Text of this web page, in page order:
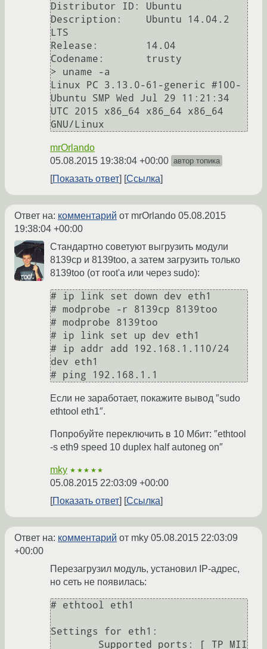
Distributor ID:	Ubuntu
Description:	Ubuntu 14.04.2
LTS
Release:	14.04
Codename:	trusty
> uname -a
Linux PC 3.13.0-61-generic #100-
Ubuntu SMP Wed Jul 29 11:21:34
UTC 2015 x86_64 x86_64 x86_64
mrOrlando
05.08.2015 19:38:04 +00:00 автор топика
Показать ответ Ссылка
Ответ на: комментарий от mrOrlando 05.08.2015
19:38:04 +00:00
Стандартно советуют выгрузить модули
8139cp и 8139too, а затем загрузить только
8139too (от root'а или через sudo):
# ip link set down dev eth1
# modprobe -r 8139cp 8139too
# modprobe 8139too
# ip link set up dev eth1
# ip addr add 192.168.1.110/24
dev eth1
Если не заработает, покажите вывод ″sudo
ethtool eth1″.
Попробуйте переключить в 10 Мбит: ″ethtool
-s eth9 speed 10 duplex half autoneg on″
mky ★★★★★
05.08.2015 22:03:09 +00:00
Показать ответ
Ссылка
Ответ на: комментарий от mky 05.08.2015 22:03:09
+00:00
Перезагрузил модуль, установил IP-адрес,
но сеть не появилась:
# ethtool eth1
Settings for eth1: